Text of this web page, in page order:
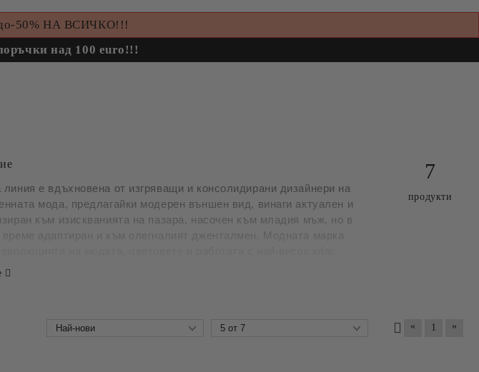
50% НА ВСИЧКО!!!
над 100 euro!!!
е вдъхновена от изгряващи и консолидирани дизайнери на
мода, предлагайки модерен външен вид, винаги актуален и
към изискванията на пазара, насочен към младия мъж, но в
7
продукти
« 1 »